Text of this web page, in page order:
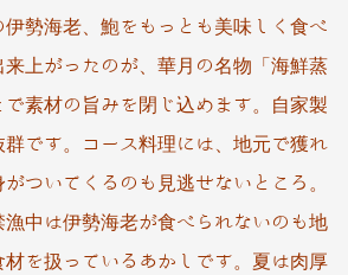
勢海老、鮑をもっとも美味しく食べ
来上がったのが、華月の名物「海鮮蒸
で素材の旨みを閉じ込めます。自家製
群です。コース料理には、地元で獲れ
がついてくるのも見逃せないところ。
中は伊勢海老が食べられないのも地
を扱っているあかしです。夏は肉厚